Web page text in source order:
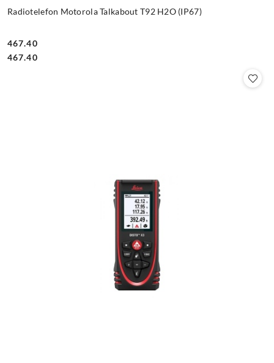
Radiotelefon Motorola Talkabout T92 H2O (IP67)
Cena:
467.40
Cena:
467.40